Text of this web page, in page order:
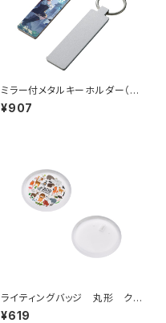
ミラー付メタルキーホルダー（ス
¥907
ライティングバッジ 丸形 クリ
ア MG
¥619